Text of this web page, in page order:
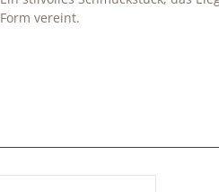
Form vereint.